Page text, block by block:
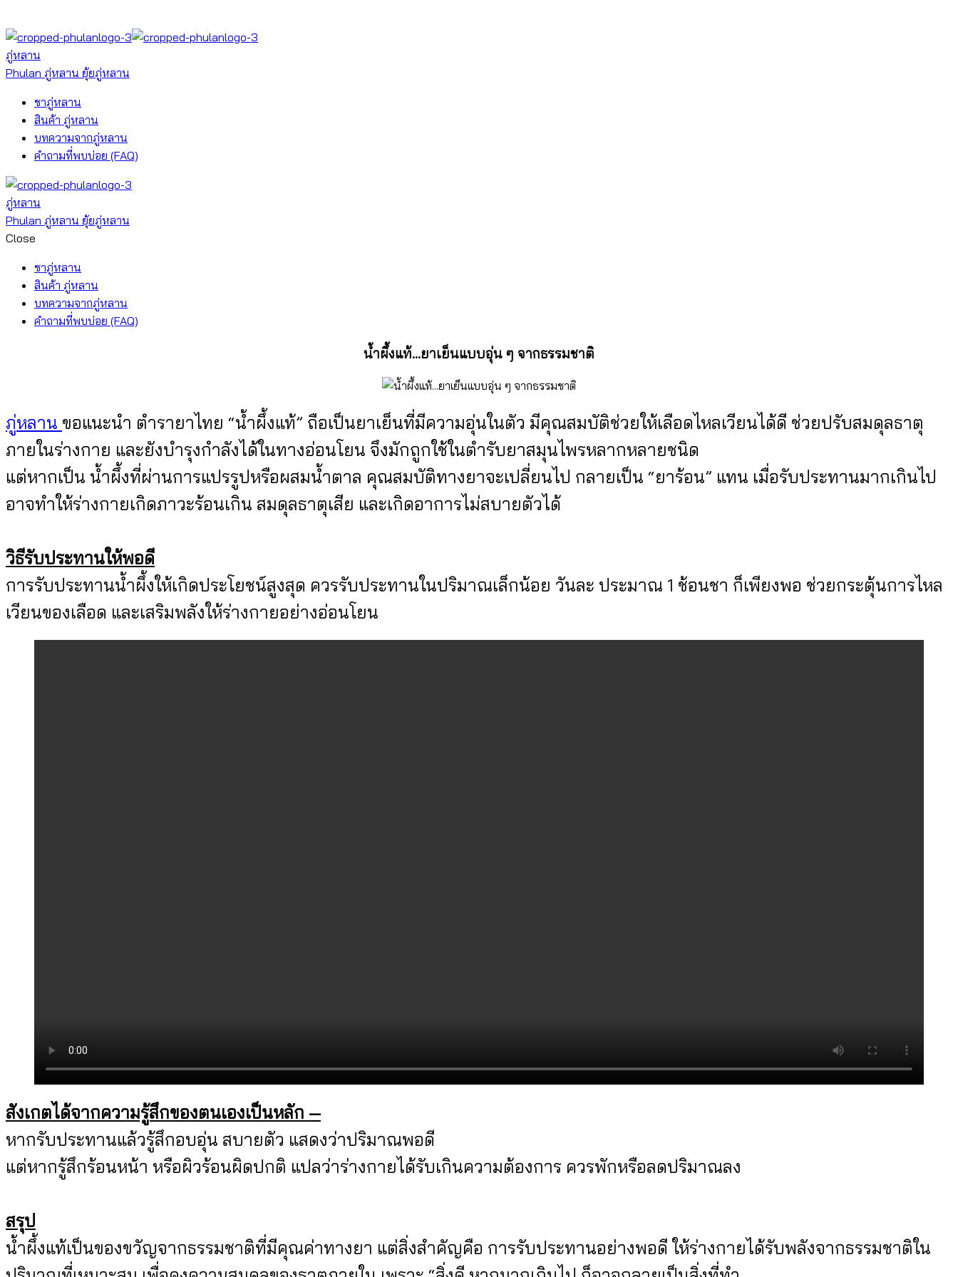
ภู่หลาน
Phulan ภู่หลาน ยุ้ยภู่หลาน
ชาภู่หลาน
สินค้า ภู่หลาน
บทความจากภู่หลาน
คำถามที่พบบ่อย (FAQ)
ภู่หลาน
Phulan ภู่หลาน ยุ้ยภู่หลาน
Close
ชาภู่หลาน
สินค้า ภู่หลาน
บทความจากภู่หลาน
คำถามที่พบบ่อย (FAQ)
น้ำผึ้งแท้…ยาเย็นแบบอุ่น ๆ จากธรรมชาติ
ภู่หลาน ขอแนะนำ ตำรายาไทย “น้ำผึ้งแท้” ถือเป็นยาเย็นที่มีความอุ่นในตัว มีคุณสมบัติช่วยให้เลือดไหลเวียนได้ดี ช่วยปรับสมดุลธาตุ
ภายในร่างกาย และยังบำรุงกำลังได้ในทางอ่อนโยน จึงมักถูกใช้ในตำรับยาสมุนไพรหลากหลายชนิด
แต่หากเป็น น้ำผึ้งที่ผ่านการแปรรูปหรือผสมน้ำตาล คุณสมบัติทางยาจะเปลี่ยนไป กลายเป็น “ยาร้อน” แทน เมื่อรับประทานมากเกินไป
อาจทำให้ร่างกายเกิดภาวะร้อนเกิน สมดุลธาตุเสีย และเกิดอาการไม่สบายตัวได้
วิธีรับประทานให้พอดี
การรับประทานน้ำผึ้งให้เกิดประโยชน์สูงสุด ควรรับประทานในปริมาณเล็กน้อย วันละ ประมาณ 1 ช้อนชา ก็เพียงพอ ช่วยกระตุ้นการไหล
เวียนของเลือด และเสริมพลังให้ร่างกายอย่างอ่อนโยน
สังเกตได้จากความรู้สึกของตนเองเป็นหลัก —
หากรับประทานแล้วรู้สึกอบอุ่น สบายตัว แสดงว่าปริมาณพอดี
แต่หากรู้สึกร้อนหน้า หรือผิวร้อนผิดปกติ แปลว่าร่างกายได้รับเกินความต้องการ ควรพักหรือลดปริมาณลง
สรุป
น้ำผึ้งแท้เป็นของขวัญจากธรรมชาติที่มีคุณค่าทางยา แต่สิ่งสำคัญคือ การรับประทานอย่างพอดี ให้ร่างกายได้รับพลังจากธรรมชาติใน